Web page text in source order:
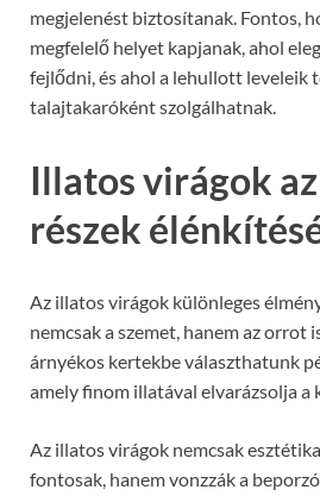
megjelenést biztosítanak. Fontos,
megfelelő helyet kapjanak, ahol
fejlődni, és ahol a lehullott leveleik
talajtakaróként szolgálhatnak.
Illatos virágok
részek
Az illatos virágok különleges
nemcsak a szemet, hanem az orrot
árnyékos kertekbe választhatunk
amely finom illatával elvarázsolja
Az illatos virágok nemcsak
fontosak, hanem vonzzák a